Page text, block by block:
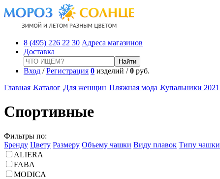
8 (495) 226 22 30 Адреса магазинов
Доставка
Вход /Регистрация 0 изделий /0 руб.
Главная Каталог Для женщин Пляжная мода Купальники 2021
Спортивные
Фильтры по:
Бренду Цвету Размеру Объему чашки Виду плавок Типу чашки
ALIERA
FABA
MODICA